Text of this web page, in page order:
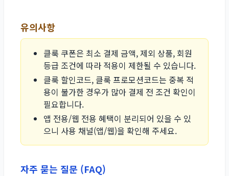
유의사항
클룩 쿠폰은 최소 결제 금액, 제외 상품, 회원
등급 조건에 따라 적용이 제한될 수 있습니다.
클룩 할인코드, 클룩 프로모션코드는 중복 적
용이 불가한 경우가 많아 결제 전 조건 확인이
필요합니다.
앱 전용/웹 전용 혜택이 분리되어 있을 수 있
으니 사용 채널(앱/웹)을 확인해 주세요.
자주 묻는 질문 (FAQ)